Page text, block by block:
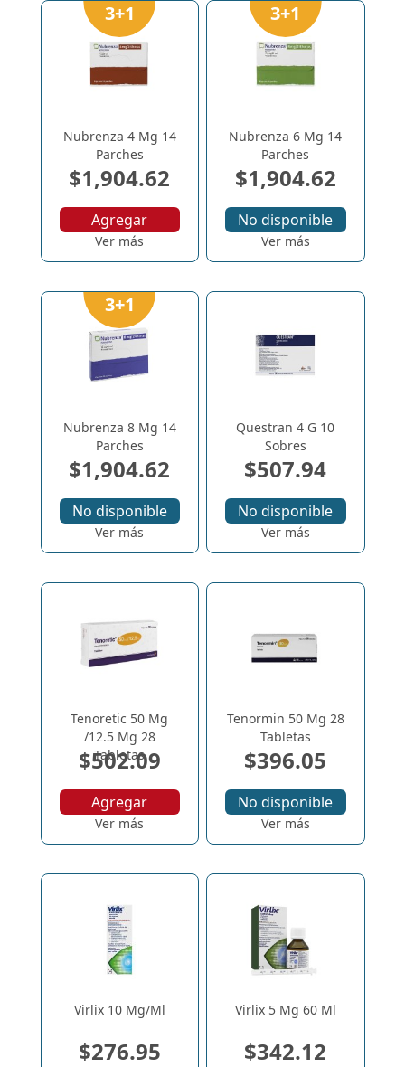
3+1
Nubrenza 4 Mg 14
Parches
$1,904.62
Agregar
Ver más
3+1
Nubrenza 6 Mg 14
Parches
$1,904.62
No disponible
Ver más
3+1
Nubrenza 8 Mg 14
Parches
$1,904.62
No disponible
Ver más
Questran 4 G 10
Sobres
$507.94
No disponible
Ver más
Tenoretic 50 Mg
/12.5 Mg 28
Tabletas
$502.09
Agregar
Ver más
Tenormin 50 Mg 28
Tabletas
$396.05
No disponible
Ver más
Virlix 10 Mg/Ml
$276.95
Virlix 5 Mg 60 Ml
$342.12